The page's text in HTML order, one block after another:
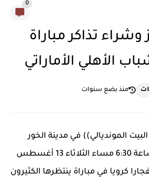
0
تذاكر مباراة
الأهلي الأماراتي
منذ بضع سنوات
المونديالي)) في مدينة الخور
القطرية، وعند الساعة 6:30 مساء الثلاثاء 13 أغسطس
كرويا في مباراة ينتظرها الكثيرون